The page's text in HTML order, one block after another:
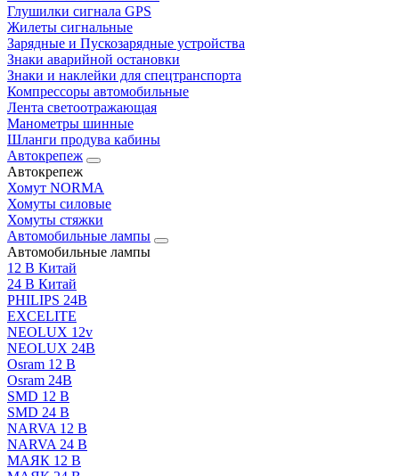
Глушилки сигнала GPS
Жилеты сигнальные
Зарядные и Пускозарядные устройства
Знаки аварийной остановки
Знаки и наклейки для спецтранспорта
Компрессоры автомобильные
Лента светоотражающая
Манометры шинные
Шланги продува кабины
Автокрепеж
Автокрепеж
Хомут NORMA
Хомуты силовые
Хомуты стяжки
Автомобильные лампы
Автомобильные лампы
12 В Китай
24 В Китай
PHILIPS 24В
EXCELITE
NEOLUX 12v
NEOLUX 24В
Osram 12 В
Osram 24В
SMD 12 В
SMD 24 В
NARVA 12 В
NARVA 24 В
МАЯК 12 В